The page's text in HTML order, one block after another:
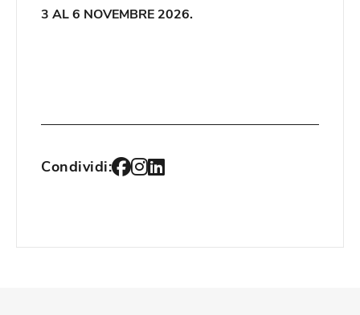
3 AL 6 NOVEMBRE 2026.
Condividi: